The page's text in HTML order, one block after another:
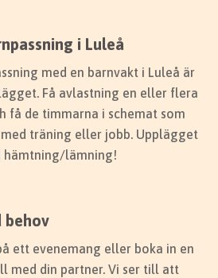
i Luleå
med en barnvakt i Luleå är
Få avlastning en eller flera
få de timmarna i schemat som
träning eller jobb. Upplägget
hämtning/lämning!
behov
ett evenemang eller boka in en
med din partner. Vi ser till att